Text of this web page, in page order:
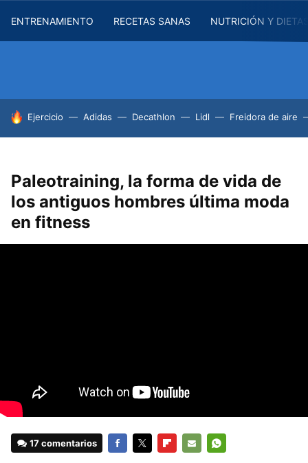
ENTRENAMIENTO RECETAS SANAS NUTRICIÓN Y
HOY SE HABLA DE
Ejercicio Adidas Decathlon Lidl Freidora de aire
Paleotraining, la forma de vida de
los antiguos hombres última moda
en fitness
17 comentarios